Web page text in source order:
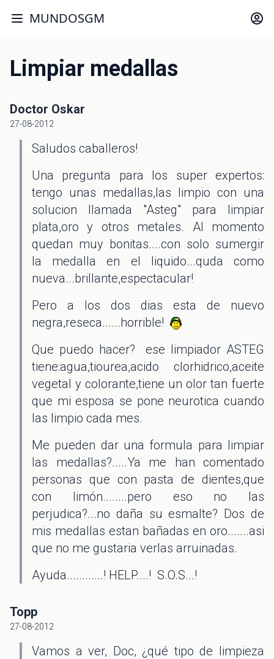
MUNDOSGM
Limpiar medallas
Doctor Oskar
27-08-2012
Saludos caballeros!
Una pregunta para los super expertos:
tengo unas medallas,las limpio con una
solucion llamada "Asteg" para limpiar
plata,oro y otros metales. Al momento
quedan muy bonitas....con solo sumergir
la medalla en el liquido...quda como
nueva...brillante,espectacular!
Pero a los dos dias esta de nuevo
negra,reseca......horrible!
Que puedo hacer? ese limpiador ASTEG
tiene:agua,tiourea,acido clorhidrico,aceite
vegetal y colorante,tiene un olor tan fuerte
que mi esposa se pone neurotica cuando
las limpio cada mes.
Me pueden dar una formula para limpiar
las medallas?.....Ya me han comentado
personas que con pasta de dientes,que
con limón........pero eso no las
perjudica?...no daña su esmalte? Dos de
mis medallas estan bañadas en oro.......asi
que no me gustaria verlas arruinadas.
Ayuda............! HELP....! S.O.S...!
Topp
27-08-2012
Vamos a ver, Doc, ¿qué tipo de limpieza